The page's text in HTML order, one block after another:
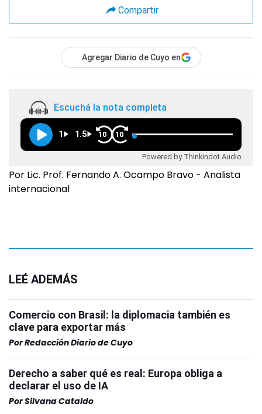
Compartir
Agregar Diario de Cuyo en
Escuchá la nota completa
1 1.5 10 10
Powered by Thinkindot Audio
Por Lic. Prof. Fernando A. Ocampo Bravo - Analista
internacional
LEÉ ADEMÁS
Comercio con Brasil: la diplomacia también es
clave para exportar más
PorRedacción Diario de Cuyo
Derecho a saber qué es real: Europa obliga a
declarar el uso de IA
PorSilvana Cataldo